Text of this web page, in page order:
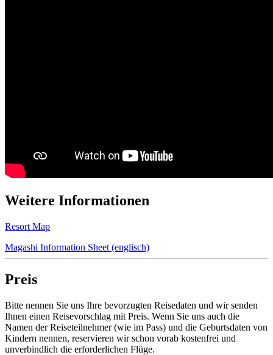
Weitere Informationen
Resort Map
Magashi Information Sheet (englisch)
Preis
Bitte nennen Sie uns Ihre bevorzugten Reisedaten und wir senden
Ihnen einen Reisevorschlag mit Preis. Wenn Sie uns auch die
Namen der Reiseteilnehmer (wie im Pass) und die Geburtsdaten von
Kindern nennen, reservieren wir schon vorab kostenfrei und
unverbindlich die erforderlichen Flüge.